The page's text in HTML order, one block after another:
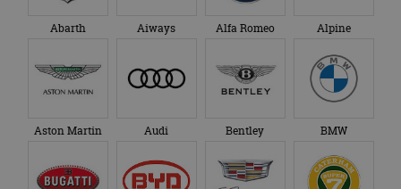
Abarth Aiways Alfa Romeo Alpine
Aston Martin Audi Bentley BMW